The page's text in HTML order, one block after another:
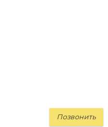
Позвонить